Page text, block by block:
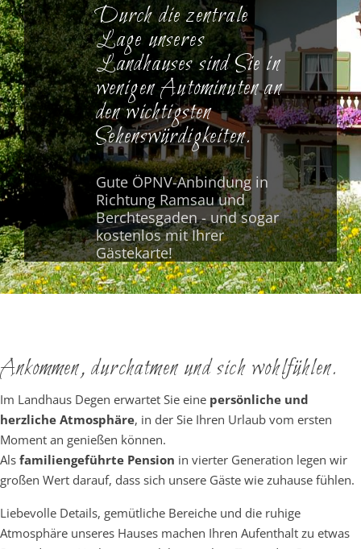
Durch die zentrale
Lage unseres
Landhauses sind Sie in
wenigen Autominuten an
den wichtigsten
Sehenswürdigkeiten.
Gute ÖPNV-Anbindung in
Richtung Ramsau und
Berchtesgaden - und sogar
kostenlos mit Ihrer
Gästekarte!
Ankommen, durchatmen und sich wohlfühlen.
Im Landhaus Degen erwartet Sie eine persönliche und
herzliche Atmosphäre, in der Sie Ihren Urlaub vom ersten
Moment an genießen können.
Als familiengeführte Pension in vierter Generation legen wir
großen Wert darauf, dass sich unsere Gäste wie zuhause fühlen.
Liebevolle Details, gemütliche Bereiche und die ruhige
Atmosphäre unseres Hauses machen Ihren Aufenthalt zu etwas